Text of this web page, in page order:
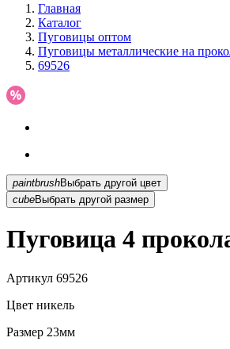
Главная
Каталог
Пуговицы оптом
Пуговицы металлические на
69526
paintbrush
Выбрать другой цвет
cubeВыбрать другой размер
Пуговица 4
Артикул 69526
Цвет никель
Размер 23мм